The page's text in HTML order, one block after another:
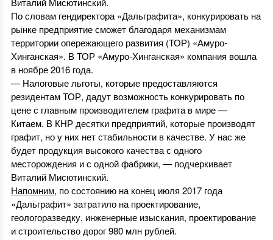
По словам гендиректора «Дальграфита», конкурировать на
рынке предприятие сможет благодаря механизмам
территории опережающего развития (ТОР) «Амуро‐
Хинганская». В ТОР «Амуро‐Хинганская» компания вошла
в ноябре 2016 года.
— Налоговые льготы, которые предоставляются
резидентам ТОР, дадут возможность конкурировать по
цене с главным производителем графита в мире —
Китаем. В КНР десятки предприятий, которые производят
графит, но у них нет стабильности в качестве. У нас же
будет продукция высокого качества с одного
месторождения и с одной фабрики, — подчеркивает
Виталий Мисютинский.
Напомним, по состоянию на конец июля 2017 года
«Дальграфит» затратило на проектирование,
геологоразведку, инженерные изыскания, проектирование
и строительство дорог 980 млн рублей.